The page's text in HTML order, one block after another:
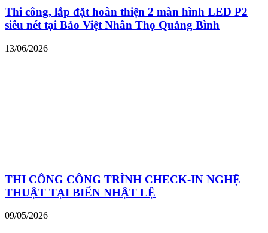
Thi công, lắp đặt hoàn thiện 2 màn hình LED P2
siêu nét tại Bảo Việt Nhân Thọ Quảng Bình
13/06/2026
THI CÔNG CÔNG TRÌNH CHECK-IN NGHỆ
THUẬT TẠI BIỂN NHẬT LỆ
09/05/2026